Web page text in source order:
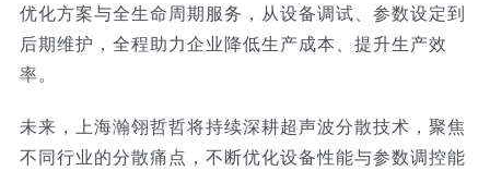
优化方案与全生命周期服务，从设备调试、参数设定到
后期维护，全程助力企业降低生产成本、提升生产效
率。
未来，上海瀚翎哲哲将持续深耕超声波分散技术，聚焦
不同行业的分散痛点，不断优化设备性能与参数调控能